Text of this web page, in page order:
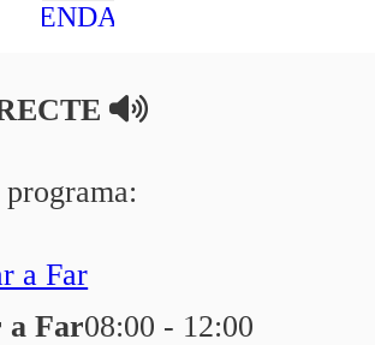
AGENDA
soci!
a Far08:00 - 12:00